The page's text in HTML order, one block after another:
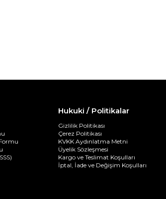
Hukuki / Politikalar
Gizlilik Politikası
Çerez Politikası
KVKK Aydınlatma Metni
Üyelik Sözleşmesi
Kargo ve Teslimat Koşulları
İptal, İade ve Değişim Koşulları